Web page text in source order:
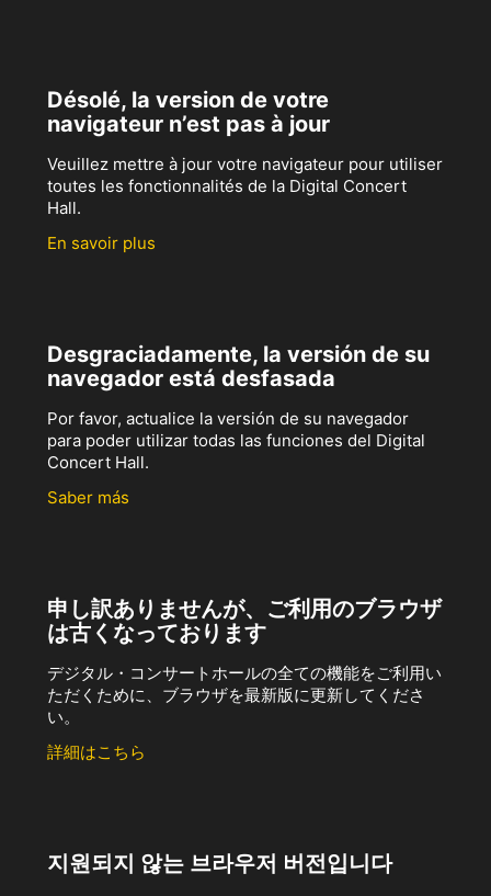
Désolé, la version de votre
navigateur n’est pas à jour
Veuillez mettre à jour votre navigateur pour utiliser
toutes les fonctionnalités de la Digital Concert
Hall.
En savoir plus
Desgraciadamente, la versión de su
navegador está desfasada
Por favor, actualice la versión de su navegador
para poder utilizar todas las funciones del Digital
Concert Hall.
Saber más
申し訳ありませんが、ご利用のブラウザ
は古くなっております
デジタル・コンサートホールの全ての機能をご利用い
ただくために、ブラウザを最新版に更新してくださ
い。
詳細はこちら
지원되지 않는 브라우저 버전입니다